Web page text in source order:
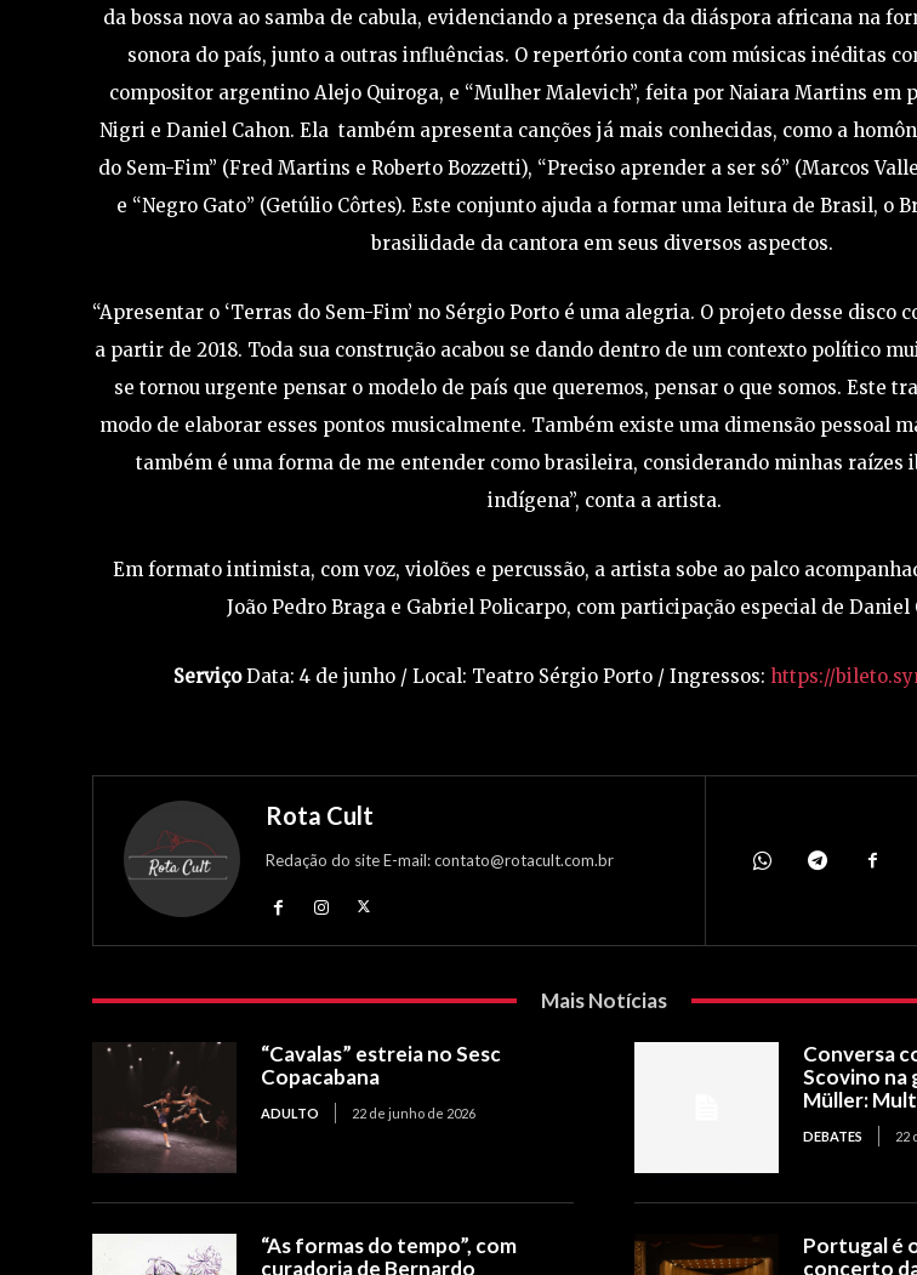
da bossa nova ao samba de cabula, evidenciando a presença da diáspora africana na
sonora do país, junto a outras influências. O repertório conta com músicas inéditas
compositor argentino Alejo Quiroga, e “Mulher Malevich”, feita por Naiara Martins em
Nigri e Daniel Cahon. Ela também apresenta canções já mais conhecidas, como a
do Sem-Fim” (Fred Martins e Roberto Bozzetti), “Preciso aprender a ser só” (Marcos
e “Negro Gato” (Getúlio Côrtes). Este conjunto ajuda a formar uma leitura de Brasil, o
brasilidade da cantora em seus diversos aspectos.
“Apresentar o ‘Terras do Sem-Fim’ no Sérgio Porto é uma alegria. O projeto desse disco
a partir de 2018. Toda sua construção acabou se dando dentro de um contexto político
se tornou urgente pensar o modelo de país que queremos, pensar o que somos. Este
modo de elaborar esses pontos musicalmente. Também existe uma dimensão pessoal
também é uma forma de me entender como brasileira, considerando minhas raízes
indígena”, conta a artista.
Em formato intimista, com voz, violões e percussão, a artista sobe ao palco
João Pedro Braga e Gabriel Policarpo, com participação especial de Daniel
ServiçoData: 4 de junho / Local: Teatro Sérgio Porto / Ingressos: https://
Rota Cult
Redação do site E-mail: contato@rotacult.com.br
Mais Notícias
“Cavalas” estreia no Sesc
Copacabana
ADULTO 22 de junho de 2026
Conversa
Scovino na
Müller:
DEBATES 22
“As formas do tempo”, com
curadoria de Bernardo
Portugal é
concerto